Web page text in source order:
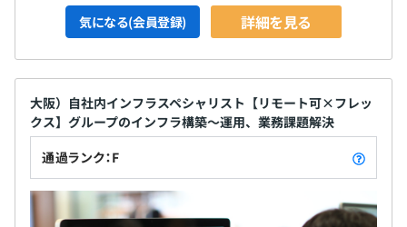
気になる(会員登録) 詳細を見る
大阪）自社内インフラスペシャリスト【リモート可×フレッ
クス】グループのインフラ構築〜運用、業務課題解決
通過ランク：F